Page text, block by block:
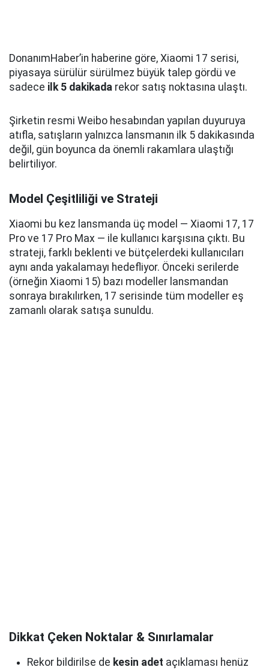
DonanımHaber’in haberine göre, Xiaomi 17 serisi,
piyasaya sürülür sürülmez büyük talep gördü ve
sadece ilk 5 dakikada rekor satış noktasına ulaştı.
Şirketin resmi Weibo hesabından yapılan duyuruya
atıfla, satışların yalnızca lansmanın ilk 5 dakikasında
değil, gün boyunca da önemli rakamlara ulaştığı
belirtiliyor.
Model Çeşitliliği ve Strateji
Xiaomi bu kez lansmanda üç model — Xiaomi 17, 17
Pro ve 17 Pro Max — ile kullanıcı karşısına çıktı. Bu
strateji, farklı beklenti ve bütçelerdeki kullanıcıları
aynı anda yakalamayı hedefliyor. Önceki serilerde
(örneğin Xiaomi 15) bazı modeller lansmandan
sonraya bırakılırken, 17 serisinde tüm modeller eş
zamanlı olarak satışa sunuldu.
Dikkat Çeken Noktalar & Sınırlamalar
Rekor bildirilse de kesin adet açıklaması henüz